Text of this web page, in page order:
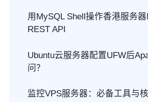
用MySQL Shell操作香港服务
REST API
Ubuntu云服务器配置UFW后
问？
监控VPS服务器：必备工具与